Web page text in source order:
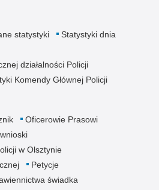
statystyki
Statystyki dnia
działalności Policji
Komendy Głównej Policji
Oficerowie Prasowi
w Olsztynie
Petycje
świadka